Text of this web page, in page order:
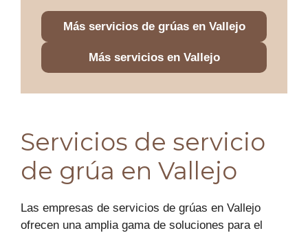
Más servicios de grúas en Vallejo
Más servicios en Vallejo
Servicios de servicio
de grúa en Vallejo
Las empresas de servicios de grúas en Vallejo
ofrecen una amplia gama de soluciones para el